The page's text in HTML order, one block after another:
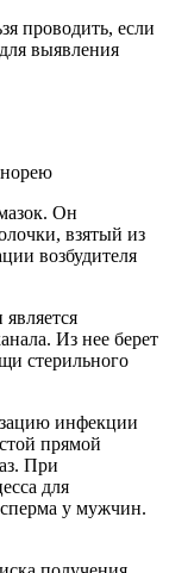
проводить, если
выявления
Он
взятый из
возбудителя
Из нее берет
стерильного
инфекции
прямой
При
для
у мужчин.